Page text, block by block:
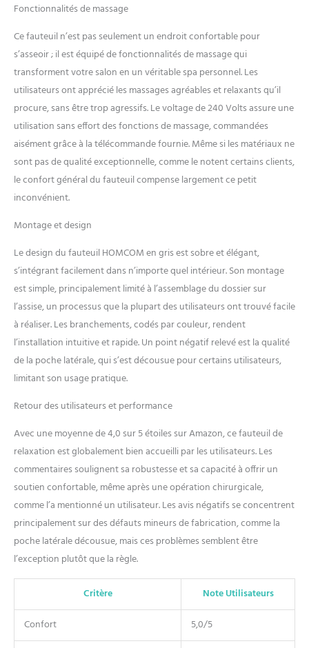
notre fauteuil inclinable offre
un confort extraordinaire
pour s'allonger et se
détendre. TÉLÉCOMMANDE
& POCHE DE RANGEMENT :
fauteuil massant relaxant
avec télécommande
programmable (durée
massage, mode, intensité)
incluse - Poche de
rangement latérale
robuste, structure en bois :
usage pérenne en toute
sécurité - Revêtement
synthétique agréable au
toucher et facile à nettoyer
avec un chiffon humide
Fonctionnalités de massage
Ce fauteuil n’est pas seulement un endroit confortable pour
s’asseoir ; il est équipé de fonctionnalités de massage qui
transforment votre salon en un véritable spa personnel. Les
utilisateurs ont apprécié les massages agréables et relaxants qu’il
procure, sans être trop agressifs. Le voltage de 240 Volts assure une
utilisation sans effort des fonctions de massage, commandées
aisément grâce à la télécommande fournie. Même si les matériaux ne
sont pas de qualité exceptionnelle, comme le notent certains clients,
le confort général du fauteuil compense largement ce petit
inconvénient.
Montage et design
Le design du fauteuil HOMCOM en gris est sobre et élégant,
s’intégrant facilement dans n’importe quel intérieur. Son montage
est simple, principalement limité à l’assemblage du dossier sur
l’assise, un processus que la plupart des utilisateurs ont trouvé facile
à réaliser. Les branchements, codés par couleur, rendent
l’installation intuitive et rapide. Un point négatif relevé est la qualité
de la poche latérale, qui s’est décousue pour certains utilisateurs,
limitant son usage pratique.
Retour des utilisateurs et performance
Avec une moyenne de 4,0 sur 5 étoiles sur Amazon, ce fauteuil de
relaxation est globalement bien accueilli par les utilisateurs. Les
commentaires soulignent sa robustesse et sa capacité à offrir un
soutien confortable, même après une opération chirurgicale,
comme l’a mentionné un utilisateur. Les avis négatifs se concentrent
principalement sur des défauts mineurs de fabrication, comme la
poche latérale décousue, mais ces problèmes semblent être
l’exception plutôt que la règle.
Critère
Note Utilisateurs
Confort
5,0/5